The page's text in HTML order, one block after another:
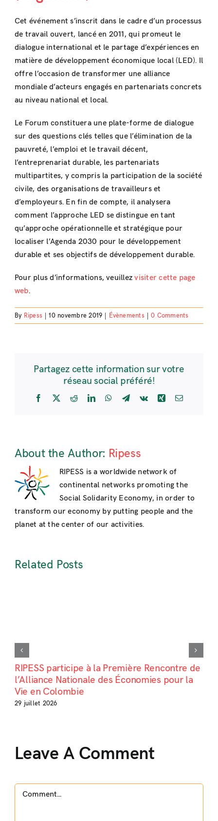
Cet événement s’inscrit dans le cadre d’un processus
de travail ouvert, lancé en 2011, qui promeut le
dialogue international et le partage d’expériences en
matière de développement économique local (LED). Il
offre l’occasion de transformer une alliance
mondiale d’acteurs engagés en partenariats concrets
au niveau national et local.
Le Forum constituera une plate-forme de dialogue
sur des questions clés telles que l’élimination de la
pauvreté, l’emploi et le travail décent,
l’entreprenariat durable, les partenariats
multipartites, y compris la participation de la société
civile, des organisations de travailleurs et
d’employeurs. En fin de compte, il analysera
comment l’approche LED se distingue en tant
qu’approche opérationnelle et stratégique pour
localiser l’Agenda 2030 pour le développement
durable et ses objectifs de développement durable.
Pour plus d’informations, veuillezvisiter cette page
web.
By Ripess 10 novembre 2019 Évènements 0 Comments
Partagez cette information sur votre
réseau social préféré!
Facebook
X RedditLinkedInWhatsApp
Telegram
Vk Xing Email
About the Author: Ripess
RIPESS is a worldwide network of
continental networks promoting the
Social Solidarity Economy, in order to
transform our economy by putting people and the
planet at the center of our activities.
Related Posts
RIPESS participe à la Première Rencontre de
l’Alliance Nationale des Économies pour la
Vie en Colombie
29 juillet 2026
Leave A Comment
Comment